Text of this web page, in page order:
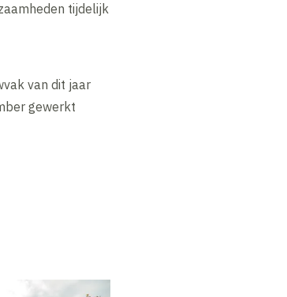
tijdelijk
van dit jaar
gewerkt